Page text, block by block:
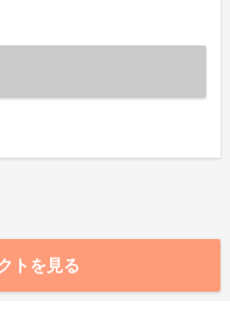
トを見る